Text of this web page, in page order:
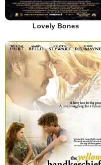
Lovely Bones